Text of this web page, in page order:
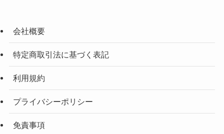
会社概要
特定商取引法に基づく表記
利用規約
プライバシーポリシー
免責事項